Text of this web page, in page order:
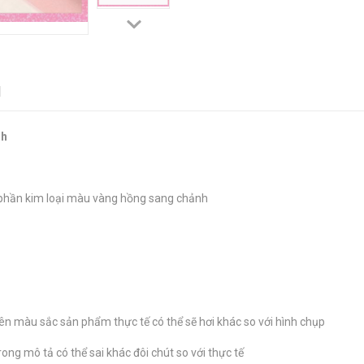
kim loại màu vàng hồng sang chảnh
màu sắc sản phẩm thực tế có thể sẽ hơi khác so với hình chụp
mô tả có thể sai khác đôi chút so với thực tế